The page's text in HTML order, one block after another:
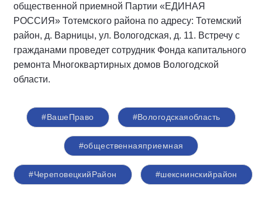
общественной приемной Партии «ЕДИНАЯ
РОССИЯ» Тотемского района по адресу: Тотемский
район, д. Варницы, ул. Вологодская, д. 11. Встречу с
гражданами проведет сотрудник Фонда капитального
ремонта Многоквартирных домов Вологодской
области.
#ВашеПраво #Вологодскаяобласть
#общественнаяприемная
#ЧереповецкийРайон #шекснинскийрайон